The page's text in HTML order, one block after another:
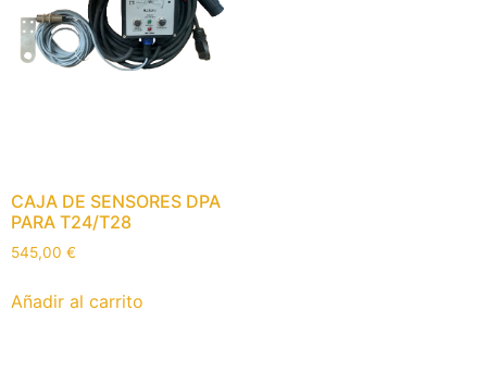
CAJA DE SENSORES DPA
PARA T24/T28
545,00 €
Añadir al carrito